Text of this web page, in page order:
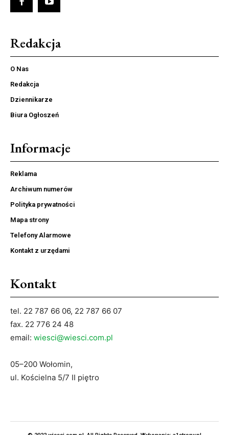
Redakcja
O Nas
Redakcja
Dziennikarze
Biura Ogłoszeń
Informacje
Reklama
Archiwum numerów
Polityka prywatności
Mapa strony
Telefony Alarmowe
Kontakt z urzędami
Kontakt
tel. 22 787 66 06, 22 787 66 07
fax. 22 776 24 48
email: wiesci@wiesci.com.pl
05–200 Wołomin,
ul. Kościelna 5/7 II piętro